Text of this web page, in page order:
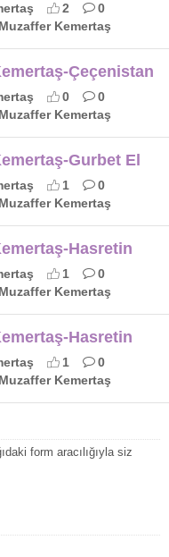
2
0
Kemertaş
Çeçenistan
0
0
Kemertaş
Gurbet El
1
0
Kemertaş
Hasretin
1
0
Kemertaş
Hasretin
1
0
Kemertaş
form aracılığıyla siz